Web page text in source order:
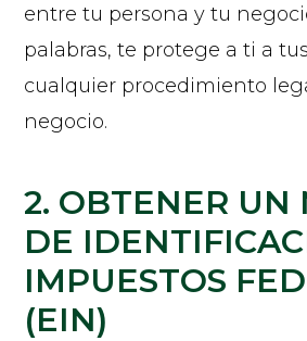
entre tu persona y tu
palabras, te protege a ti a
cualquier procedimiento
negocio.
2. OBTENER UN
DE
IMPUESTOS
(EIN)